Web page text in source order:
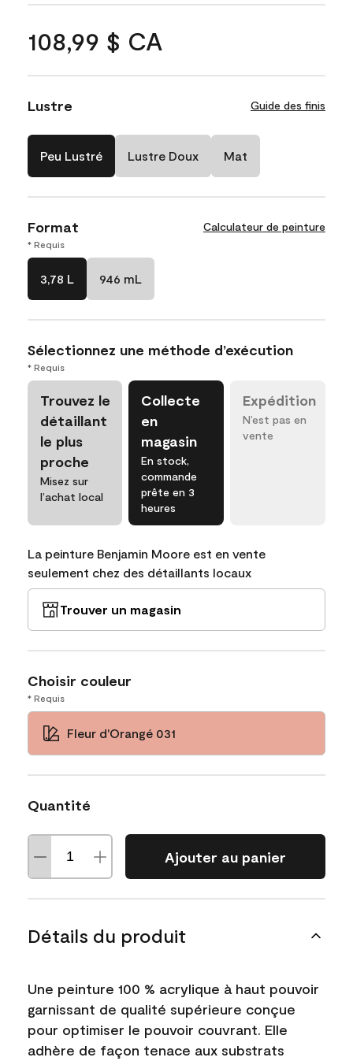
108,99 $ CA
Lustre Guide des finis
Peu Lustré Lustre Doux Mat
Format Calculateur de peinture
* Requis
3,78 L 946 mL
Sélectionnez une méthode d’exécution
* Requis
Trouvez le
détaillant
le plus
proche
Misez sur
l’achat local
Collecte
en
magasin
En stock,
commande
prête en 3
heures
Expédition
N’est pas en
vente
La peinture Benjamin Moore est en vente
seulement chez des détaillants locaux
Trouver un magasin
Choisir couleur
* Requis
Fleur d'Orangé 031
Quantité
Ajouter au panier
Détails du produit
Une peinture 100 % acrylique à haut pouvoir
garnissant de qualité supérieure conçue
pour optimiser le pouvoir couvrant. Elle
adhère de façon tenace aux substrats